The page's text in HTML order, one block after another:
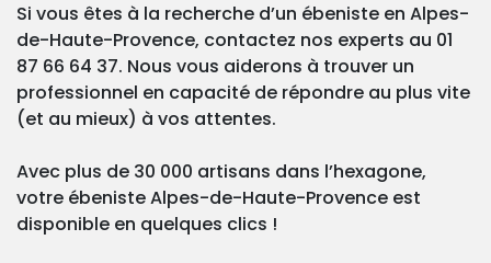
Si vous êtes à la recherche d’un ébeniste en Alpes-
de-Haute-Provence, contactez nos experts au 01
87 66 64 37. Nous vous aiderons à trouver un
professionnel en capacité de répondre au plus vite
(et au mieux) à vos attentes.
Avec plus de 30 000 artisans dans l’hexagone,
votre ébeniste Alpes-de-Haute-Provence est
disponible en quelques clics !